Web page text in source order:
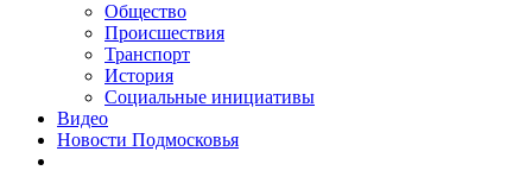
Общество
Происшествия
Транспорт
История
Социальные инициативы
Видео
Новости Подмосковья